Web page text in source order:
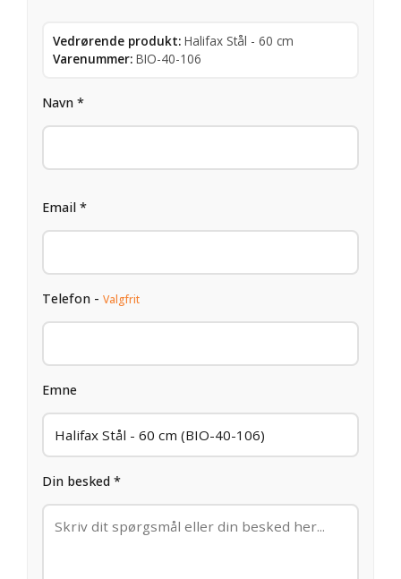
Vedrørende produkt: Halifax Stål - 60 cm
Varenummer: BIO-40-106
Navn *
Email *
Telefon - Valgfrit
Emne
Din besked *